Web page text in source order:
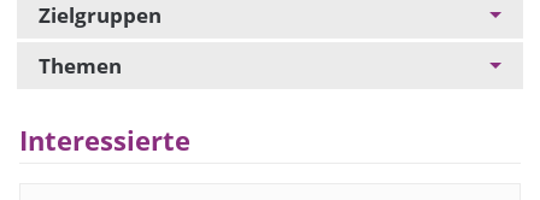
Zielgruppen
Themen
Interessierte